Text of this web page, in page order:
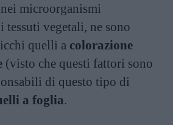
microorganismi
vegetali, ne sono
quelli a colorazione
(visto che questi fattori sono
di questo tipo di
a foglia.